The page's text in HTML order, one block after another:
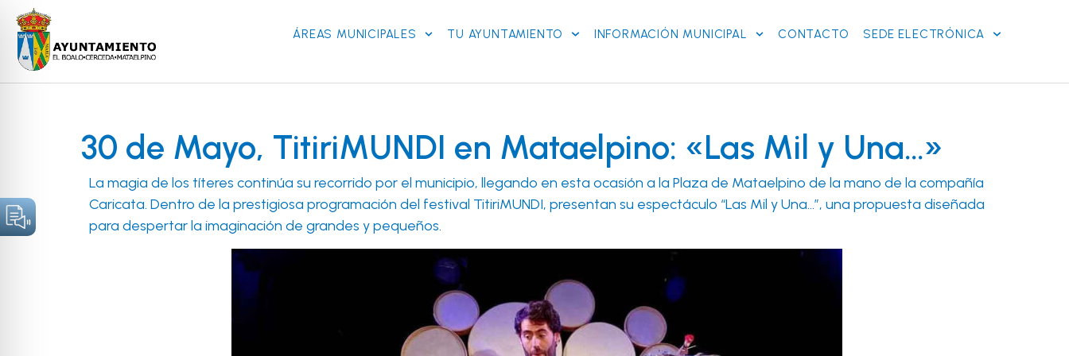
ÁREAS MUNICIPALES TU AYUNTAMIENTO INFORMACIÓN MUNICIPAL CONTACTO SEDE ELECTRÓNICA
30 de Mayo, TitiriMUNDI en Mataelpino: «Las Mil y Una…»
La magia de los títeres continúa su recorrido por el municipio, llegando en esta ocasión a la Plaza de Mataelpino de la mano de la compañía
Caricata. Dentro de la prestigiosa programación del festival TitiriMUNDI, presentan su espectáculo “Las Mil y Una…”, una propuesta diseñada
para despertar la imaginación de grandes y pequeños.